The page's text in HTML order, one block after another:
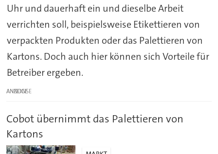
Uhr und dauerhaft ein und dieselbe Arbeit
verrichten soll, beispielsweise Etikettieren von
verpackten Produkten oder das Palettieren von
Kartons. Doch auch hier können sich Vorteile für
Betreiber ergeben.
ANZEIGE
Cobot übernimmt das Palettieren von
Kartons